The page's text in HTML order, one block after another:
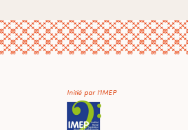
Initié par l'IMEP